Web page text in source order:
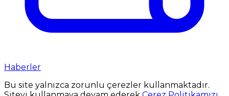
Haberler
Bu site yalnızca zorunlu çerezler kullanmaktadır.